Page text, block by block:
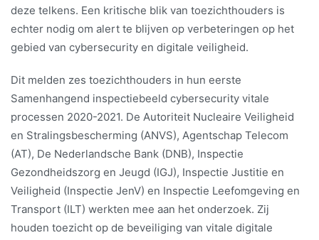
deze telkens. Een kritische blik van toezichthouders is
echter nodig om alert te blijven op verbeteringen op het
gebied van cybersecurity en digitale veiligheid.
Dit melden zes toezichthouders in hun eerste
Samenhangend inspectiebeeld cybersecurity vitale
processen 2020-2021. De Autoriteit Nucleaire Veiligheid
en Stralingsbescherming (ANVS), Agentschap Telecom
(AT), De Nederlandsche Bank (DNB), Inspectie
Gezondheidszorg en Jeugd (IGJ), Inspectie Justitie en
Veiligheid (Inspectie JenV) en Inspectie Leefomgeving en
Transport (ILT) werkten mee aan het onderzoek. Zij
houden toezicht op de beveiliging van vitale digitale